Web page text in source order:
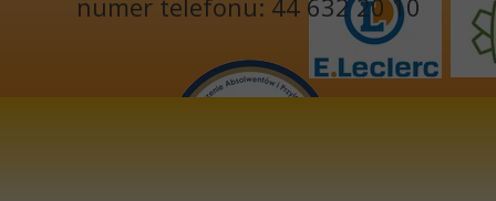
numer telefonu: 44 632 20 10